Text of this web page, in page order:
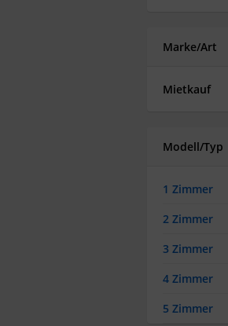
Marke/Art
Mietkauf
Modell/Typ
1 Zimmer
2 Zimmer
3 Zimmer
4 Zimmer
5 Zimmer